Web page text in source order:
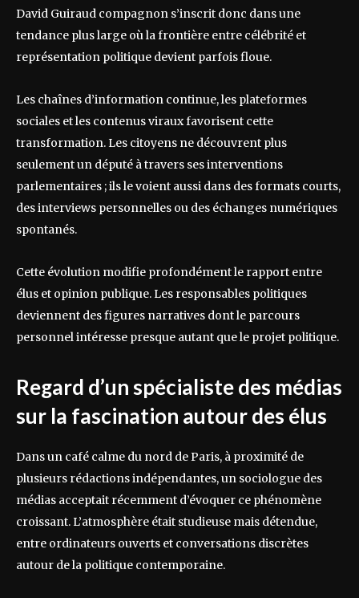
David Guiraud compagnon s’inscrit donc dans une
tendance plus large où la frontière entre célébrité et
représentation politique devient parfois floue.
Les chaînes d’information continue, les plateformes
sociales et les contenus viraux favorisent cette
transformation. Les citoyens ne découvrent plus
seulement un député à travers ses interventions
parlementaires ; ils le voient aussi dans des formats courts,
des interviews personnelles ou des échanges numériques
spontanés.
Cette évolution modifie profondément le rapport entre
élus et opinion publique. Les responsables politiques
deviennent des figures narratives dont le parcours
personnel intéresse presque autant que le projet politique.
Regard d’un spécialiste des médias
sur la fascination autour des élus
Dans un café calme du nord de Paris, à proximité de
plusieurs rédactions indépendantes, un sociologue des
médias acceptait récemment d’évoquer ce phénomène
croissant. L’atmosphère était studieuse mais détendue,
entre ordinateurs ouverts et conversations discrètes
autour de la politique contemporaine.